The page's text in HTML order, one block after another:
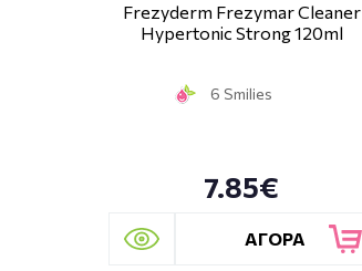
Frezyderm Frezymar Cleaner
Hypertonic Strong 120ml
6 Smilies
7.85€
ΑΓΟΡΑ